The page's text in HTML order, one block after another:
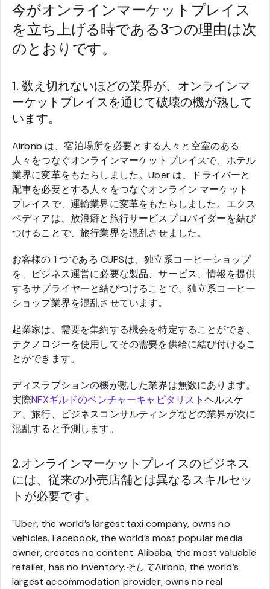
今がオンラインマーケットプレイス
を立ち上げる時である3つの理由は次
のとおりです。
1. 数え切れないほどの業界が、オンラインマ
ーケットプレイスを通じて破壊の機が熟して
います。
Airbnb は、宿泊場所を必要とする人々と空室のある
人々をつなぐオンラインマーケットプレイスで、ホテル
業界に変革をもたらしました。Uber は、ドライバーと
配車を必要とする人々をつなぐオンライン マーケット
プレイスで、運輸業界に変革をもたらしました。エクス
ペディアは、放浪癖と旅行サービスプロバイダーを結び
つけることで、旅行業界を混乱させました。
お客様の 1 つである CUPSは、独立系コーヒーショップ
を、ビジネス運営に必要な製品、サービス、情報を提供
するサプライヤーと結びつけることで、独立系コーヒー
ショップ業界を混乱させています。
起業家は、需要を集約する機会を特定することができ、
テクノロジーを使用してその需要を供給に結び付けるこ
とができます。
ディスラプションの機が熟した業界は無数にあります。
実際NFXギルドのベンチャーキャピタリストヘルスケ
ア、旅行、ビジネスコンサルティングなどの業界が次に
混乱すると予測します。
2.オンラインマーケットプレイスのビジネス
には、従来の小売店舗とは異なるスキルセッ
トが必要です。
"Uber, the world’s largest taxi company, owns no
vehicles. Facebook, the world’s most popular media
owner, creates no content. Alibaba, the most valuable
retailer, has no inventory.そしてAirbnb, the world’s
largest accommodation provider, owns no real